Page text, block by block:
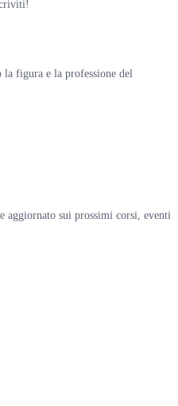
la figura e la professione del
aggiornato sui prossimi corsi, eventi